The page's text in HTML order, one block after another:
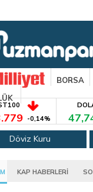
BORSA
-0,14%
Döviz Kuru
KAP HABERLERİ